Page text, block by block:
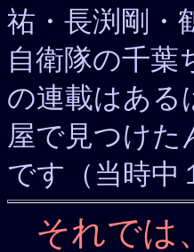
祐・長渕剛・
自衛隊の千葉
の連載はある
屋で見つけた
です（当時中
それでは